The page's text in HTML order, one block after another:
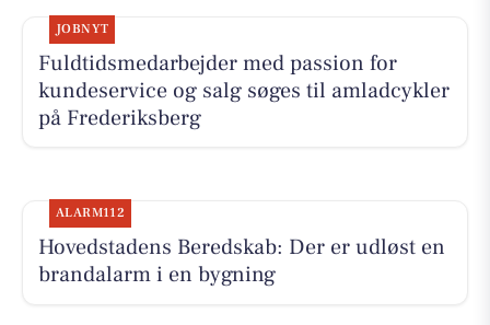
JOBNYT
Fuldtidsmedarbejder med passion for
kundeservice og salg søges til amladcykler
på Frederiksberg
ALARM112
Hovedstadens Beredskab: Der er udløst en
brandalarm i en bygning